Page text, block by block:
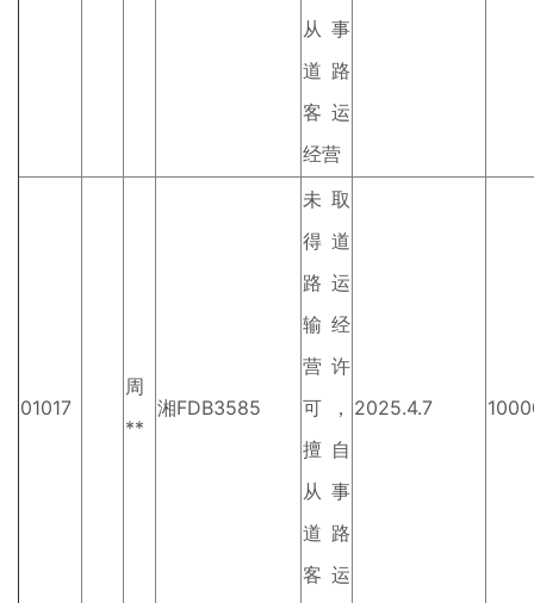
从事
道路
客运
经营
01017
周
**
湘FDB3585
未取
得道
路运
输经
营许
可，
擅自
从事
道路
客运
2025.4.7